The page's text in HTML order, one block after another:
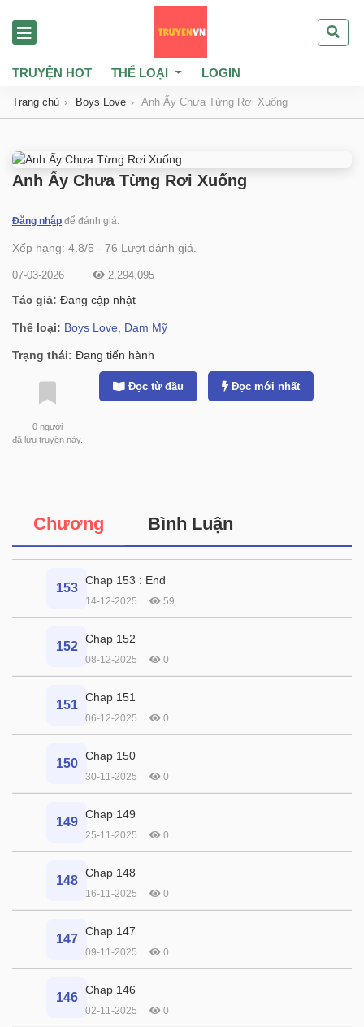
TRUYỆN HOT THỂ LOẠI LOGIN
Trang chủ Boys Love Anh Ấy Chưa Từng Rơi Xuống
Anh Ấy Chưa Từng Rơi Xuống
Đăng nhập để đánh giá.
Xếp hạng: 4.8/5 - 76 Lượt đánh giá.
07-03-2026 2,294,095
Tác giả: Đang cập nhật
Thể loại: Boys Love Đam Mỹ
Trạng thái: Đang tiến hành
0 người
đã lưu truyện này.
Đọc từ đầu Đọc mới nhất
Chương Bình Luận
153
Chap 153 : End
14-12-2025 59
152
Chap 152
08-12-2025 0
151
Chap 151
06-12-2025 0
150
Chap 150
30-11-2025 0
149
Chap 149
25-11-2025 0
148
Chap 148
16-11-2025 0
147
Chap 147
09-11-2025 0
146
Chap 146
02-11-2025 0